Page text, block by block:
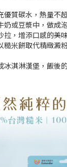
優質碳水，熱量不
奶或豆漿中，做成
拉，增添口感的美
糙米餅取代精緻澱
冰淇淋漢堡，飯後